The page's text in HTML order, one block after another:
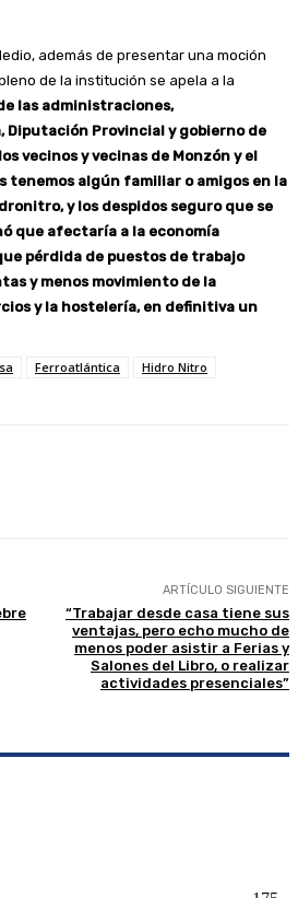
además de presentar una moción
de la institución se apela a la
las administraciones,
Diputación Provincial y gobierno de
vecinos y vecinas de Monzón y el
tenemos algún familiar o amigos en la
y los despidos seguro que se
que afectaría a la economía
pérdida de puestos de trabajo
y menos movimiento de la
y la hostelería, en definitiva un
Ferroatlántica
Hidro Nitro
ARTÍCULO SIGUIENTE
“Trabajar desde casa tiene sus
ventajas, pero echo mucho de
menos poder asistir a Ferias y
Salones del Libro, o realizar
actividades presenciales”